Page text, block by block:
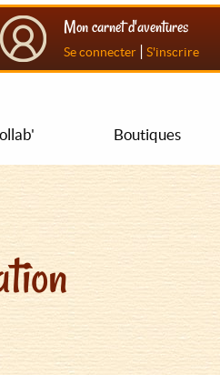
Mon carnet d'aventures
Se connecter | S'inscrire
Boutiques